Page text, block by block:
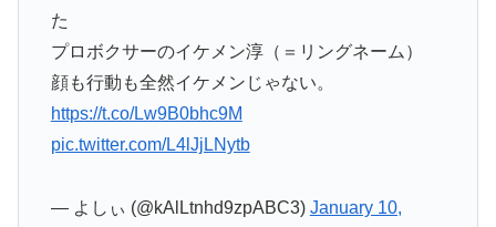
た
プロボクサーのイケメン淳（＝リングネーム）
顔も行動も全然イケメンじゃない。
https://t.co/Lw9B0bhc9M
pic.twitter.com/L4lJjLNytb
— よしぃ (@kAlLtnhd9zpABC3) January 10,